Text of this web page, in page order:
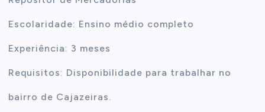
Escolaridade: Ensino médio completo
Experiência: 3 meses
Requisitos: Disponibilidade para trabalhar no
bairro de Cajazeiras.